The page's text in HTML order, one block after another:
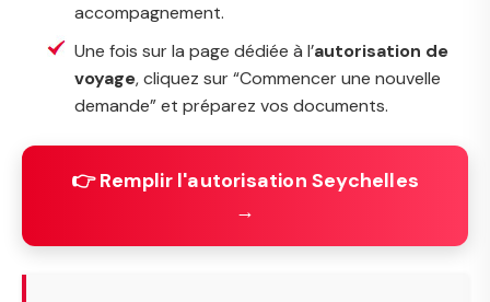
accompagnement.
Une fois sur la page dédiée à l’autorisation de
voyage, cliquez sur “Commencer une nouvelle
demande” et préparez vos documents.
👉 Remplir l'autorisation Seychelles
→